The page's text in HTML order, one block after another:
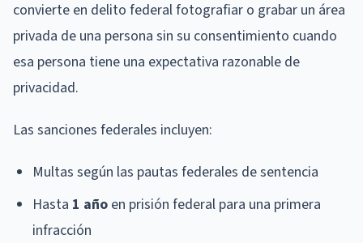
convierte en delito federal fotografiar o grabar un área
privada de una persona sin su consentimiento cuando
esa persona tiene una expectativa razonable de
privacidad.
Las sanciones federales incluyen:
Multas según las pautas federales de sentencia
Hasta 1 año en prisión federal para una primera
infracción